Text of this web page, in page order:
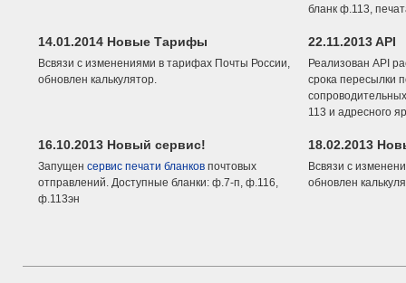
бланк ф.113,
14.01.2014 Новые Тарифы
Всвязи с изменениями в тарифах Почты России,
обновлен калькулятор.
22.11.2013 API
Реализован API
срока пересылки
113 и адресного
16.10.2013 Новый сервис!
Запущен сервис печати бланков почтовых
отправлений. Доступные бланки: ф.7-п, ф.116,
ф.113эн
18.02.2013
Всвязи с
обновлен